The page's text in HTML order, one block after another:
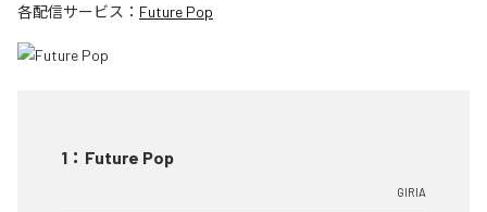
各配信サービス： Future Pop
1 ： Future Pop
GIRIA